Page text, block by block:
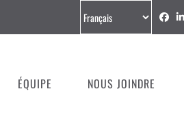
ÉQUIPE NOUS JOINDRE